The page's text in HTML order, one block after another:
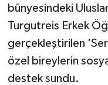
bünyesindeki
Turgutreis Erkek
gerçekleştirilen
özel bireylerin
destek sundu.
HABERDE
İş Dünyası